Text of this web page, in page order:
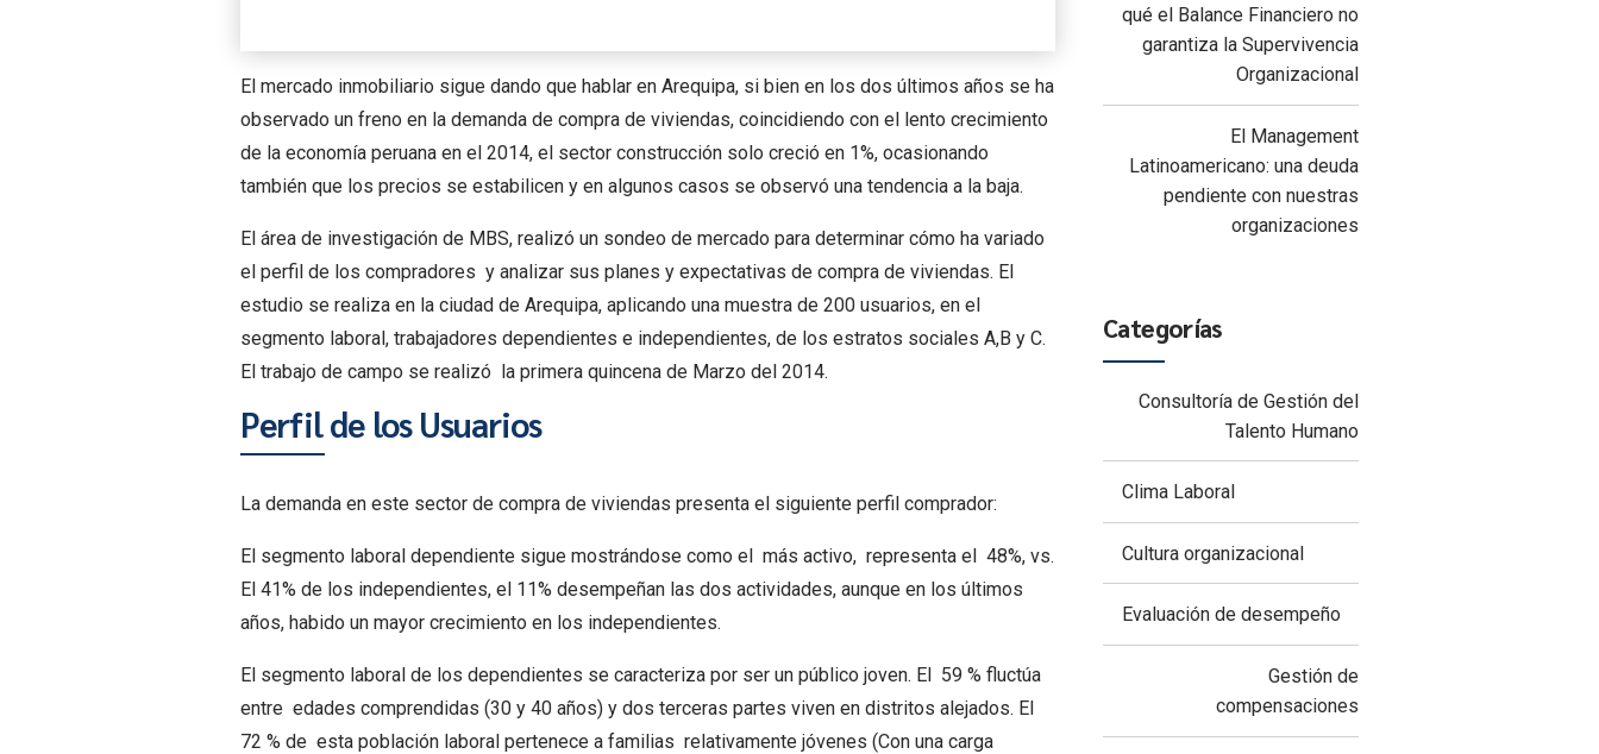
El mercado inmobiliario sigue dando que hablar en Arequipa, si bien en los dos últimos años se ha
observado un freno en la demanda de compra de viviendas, coincidiendo con el lento crecimiento
de la economía peruana en el 2014, el sector construcción solo creció en 1%, ocasionando
también que los precios se estabilicen y en algunos casos se observó una tendencia a la baja.
El área de investigación de MBS, realizó un sondeo de mercado para determinar cómo ha variado
el perfil de los compradores y analizar sus planes y expectativas de compra de viviendas. El
estudio se realiza en la ciudad de Arequipa, aplicando una muestra de 200 usuarios, en el
segmento laboral, trabajadores dependientes e independientes, de los estratos sociales A,B y C.
El trabajo de campo se realizó la primera quincena de Marzo del 2014.
Perfil de los Usuarios
La demanda en este sector de compra de viviendas presenta el siguiente perfil comprador:
El segmento laboral dependiente sigue mostrándose como el más activo, representa el 48%, vs.
El 41% de los independientes, el 11% desempeñan las dos actividades, aunque en los últimos
años, habido un mayor crecimiento en los independientes.
El segmento laboral de los dependientes se caracteriza por ser un público joven. El 59 % fluctúa
entre edades comprendidas (30 y 40 años) y dos terceras partes viven en distritos alejados. El
72 % de esta población laboral pertenece a familias relativamente jóvenes (Con una carga
qué el Balance Financiero no
garantiza la Supervivencia
Organizacional
El Management
Latinoamericano: una deuda
pendiente con nuestras
organizaciones
Categorías
Consultoría de Gestión del
Talento Humano
Clima Laboral
Cultura organizacional
Evaluación de desempeño
Gestión de
compensaciones